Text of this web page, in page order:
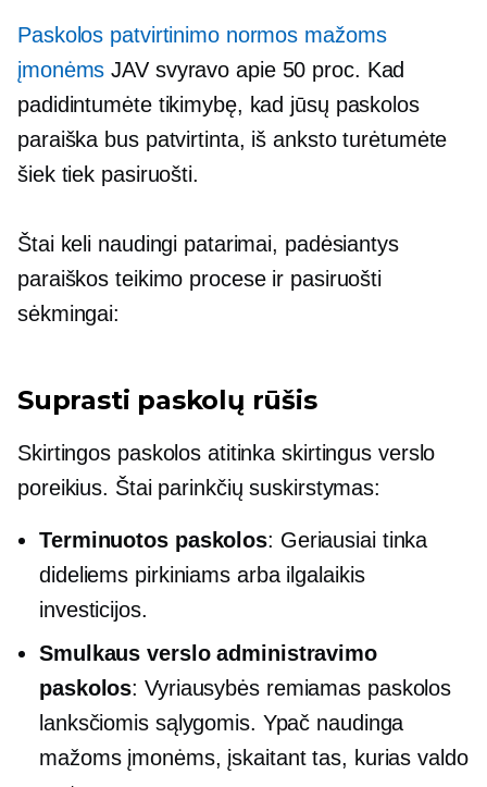
Paskolos patvirtinimo normos mažoms
įmonėms JAV svyravo apie 50 proc. Kad
padidintumėte tikimybę, kad jūsų paskolos
paraiška bus patvirtinta, iš anksto turėtumėte
šiek tiek pasiruošti.
Štai keli naudingi patarimai, padėsiantys
paraiškos teikimo procese ir pasiruošti
sėkmingai:
Suprasti paskolų rūšis
Skirtingos paskolos atitinka skirtingus verslo
poreikius. Štai parinkčių suskirstymas:
Terminuotos paskolos: Geriausiai tinka
dideliems pirkiniams arba ilgalaikis
investicijos.
Smulkaus verslo administravimo
paskolos:Vyriausybės remiamas paskolos
lanksčiomis sąlygomis. Ypač naudinga
mažoms įmonėms, įskaitant tas, kurias valdo